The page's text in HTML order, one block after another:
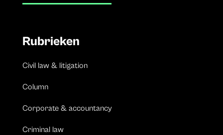
Rubrieken
Civil law & litigation
Column
Corporate & accountancy
Criminal law